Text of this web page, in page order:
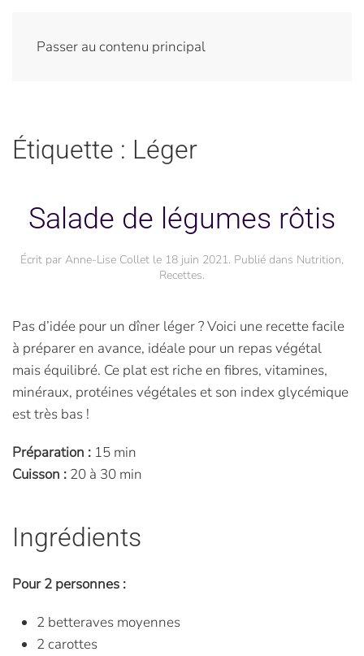
Passer au contenu principal
Étiquette : Léger
Salade de légumes rôtis
Écrit par Anne-Lise Collet le 18 juin 2021. Publié dans Nutrition,
Recettes.
Pas d’idée pour un dîner léger ? Voici une recette facile
à préparer en avance, idéale pour un repas végétal
mais équilibré. Ce plat est riche en fibres, vitamines,
minéraux, protéines végétales et son index glycémique
est très bas !
Préparation : 15 min
Cuisson : 20 à 30 min
Ingrédients
Pour 2 personnes :
2 betteraves moyennes
2 carottes